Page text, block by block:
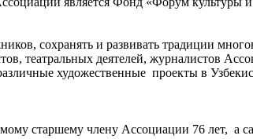
сохранять и развивать традиции
театральных деятелей, журналистов
художественные проекты в
старшему члену Ассоциации 76 лет, а